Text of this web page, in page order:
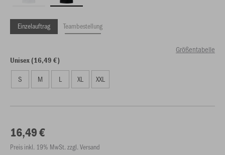
Einzelauftrag Teambestellung
Größentabelle
Unisex (16,49 €)
S M L XL XXL
16,49 €
Preis inkl. 19% MwSt. zzgl. Versand